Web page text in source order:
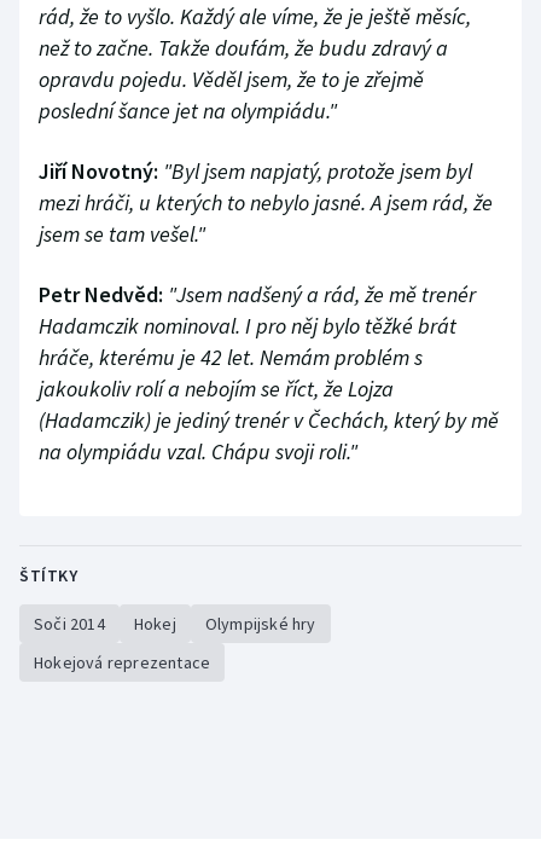
rád, že to vyšlo. Každý ale víme, že je ještě měsíc,
než to začne. Takže doufám, že budu zdravý a
opravdu pojedu. Věděl jsem, že to je zřejmě
poslední šance jet na olympiádu."
Jiří Novotný: "Byl jsem napjatý, protože jsem byl
mezi hráči, u kterých to nebylo jasné. A jsem rád, že
jsem se tam vešel."
Petr Nedvěd: "Jsem nadšený a rád, že mě trenér
Hadamczik nominoval. I pro něj bylo těžké brát
hráče, kterému je 42 let. Nemám problém s
jakoukoliv rolí a nebojím se říct, že Lojza
(Hadamczik) je jediný trenér v Čechách, který by mě
na olympiádu vzal. Chápu svoji roli."
ŠTÍTKY
Soči 2014 Hokej
Olympijské hry
Hokejová reprezentace